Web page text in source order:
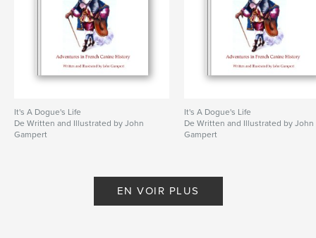
It's A Dogue's Life
De Written and Illustrated by John
Gampert
It's A Dogue's Life
De Written and Illustrated by John
Gampert
EN VOIR PLUS